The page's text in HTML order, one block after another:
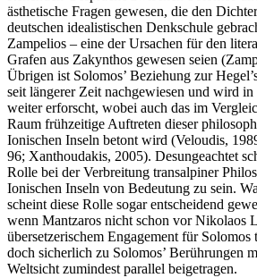
ästhetische Fragen gewesen, die den
deutschen idealistischen Denkschule
Zampelios – eine der Ursachen für den
Grafen aus Zakynthos gewesen seien
Übrigen ist Solomos’ Beziehung zur
seit längerer Zeit nachgewiesen und wird
weiter erforscht, wobei auch das im
Raum frühzeitige Auftreten dieser
Ionischen Inseln betont wird (Veloudis,
96; Xanthoudakis, 2005). Desungeachtet
Rolle bei der Verbreitung transalpiner
Ionischen Inseln von Bedeutung zu sein.
scheint diese Rolle sogar entscheidend
wenn Mantzaros nicht schon vor Nikolaos
übersetzerischem Engagement für
doch sicherlich zu Solomos’ Berührungen
Weltsicht zumindest parallel beigetragen.